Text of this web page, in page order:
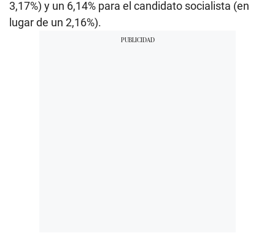
3,17%) y un 6,14% para el candidato socialista (en
lugar de un 2,16%).